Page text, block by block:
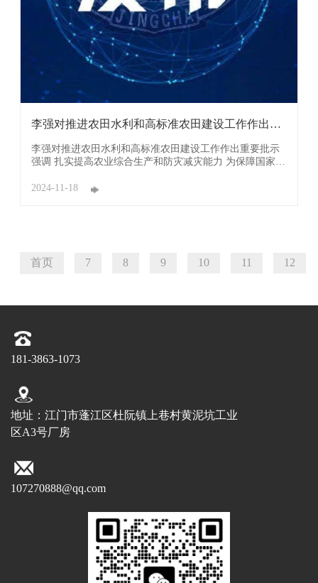
李强对推进农田水利和高标准农田建设工作作出重
李强对推进农田水利和高标准农田建设工作作出重要批示
强调 扎实提高农业综合生产和防灾减灾能力 为保障国家粮
水利暨高标准农田建设视频会议。中共中央政治局常委、
2024-11-18
首页 7 8 9 10 11 12
181-3863-1073
地址：江门市蓬江区杜阮镇上巷村黄泥坑工业
区A3号厂房
107270888@qq.com